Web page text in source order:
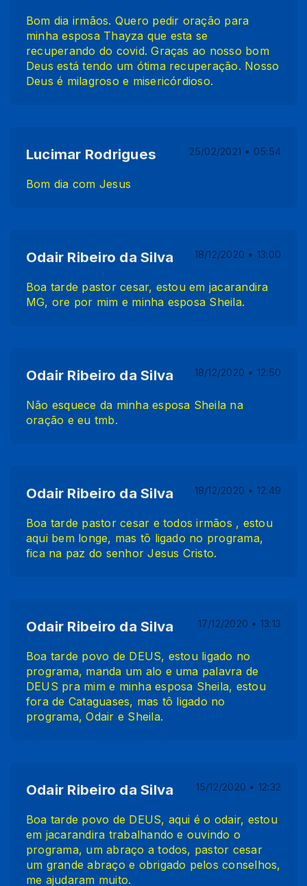
Bom dia irmãos. Quero pedir oração para
minha esposa Thayza que esta se
recuperando do covid. Graças ao nosso bom
Deus está tendo um ótima recuperação. Nosso
Deus é milagroso e misericórdioso.
Lucimar Rodrigues 25/02/2021 • 05:54
Bom dia com Jesus
Odair Ribeiro da Silva 18/12/2020 • 13:00
Boa tarde pastor cesar, estou em jacarandira
MG, ore por mim e minha esposa Sheila.
Odair Ribeiro da Silva 18/12/2020 • 12:50
Não esquece da minha esposa Sheila na
oração e eu tmb.
Odair Ribeiro da Silva 18/12/2020 • 12:49
Boa tarde pastor cesar e todos irmãos , estou
aqui bem longe, mas tô ligado no programa,
fica na paz do senhor Jesus Cristo.
Odair Ribeiro da Silva 17/12/2020 • 13:13
Boa tarde povo de DEUS, estou ligado no
programa, manda um alo e uma palavra de
DEUS pra mim e minha esposa Sheila, estou
fora de Cataguases, mas tô ligado no
programa, Odair e Sheila.
Odair Ribeiro da Silva 15/12/2020 • 12:32
Boa tarde povo de DEUS, aqui é o odair, estou
em jacarandira trabalhando e ouvindo o
programa, um abraço a todos, pastor cesar
um grande abraço e obrigado pelos conselhos,
me ajudaram muito.